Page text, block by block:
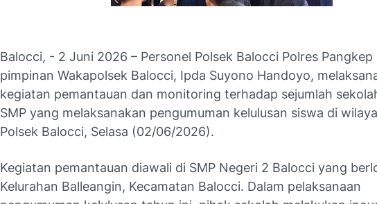
Balocci, - 2 Juni 2026 – Personel Polsek Balocci Polres
pimpinan Wakapolsek Balocci, Ipda Suyono Handoyo,
kegiatan pemantauan dan monitoring terhadap sejumlah
SMP yang melaksanakan pengumuman kelulusan siswa di
Polsek Balocci, Selasa (02/06/2026).
Kegiatan pemantauan diawali di SMP Negeri 2 Balocci yang
Kelurahan Balleangin, Kecamatan Balocci. Dalam pelaksanaan